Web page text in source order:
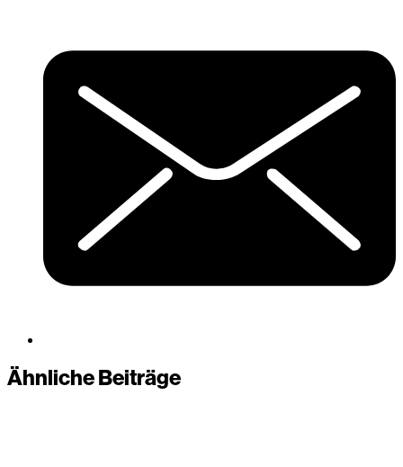
Ähnliche Beiträge